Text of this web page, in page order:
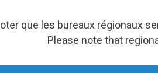
que les bureaux régionaux
Please note that